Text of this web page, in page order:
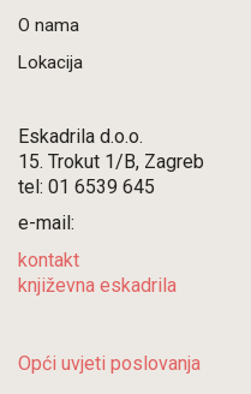
O nama
Lokacija
Eskadrila d.o.o.
15. Trokut 1/B, Zagreb
tel: 01 6539 645
e-mail:
kontakt
književna eskadrila
Opći uvjeti poslovanja